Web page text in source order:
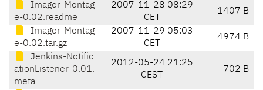
Imager-Montag
e-0.02.readme
2007-11-28 08:29
CET
1407 B
Imager-Montag
e-0.02.tar.gz
2007-11-29 05:03
CET
4974 B
Jenkins-Notific
ationListener-0.01.
meta
2012-05-24 21:25
CEST
702 B